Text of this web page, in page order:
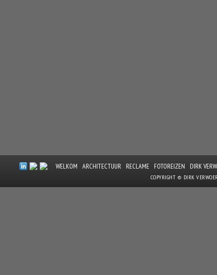
WELKOM ARCHITECTUUR RECLAME FOTOREIZEN DIRK
COPYRIGHT © DIRK